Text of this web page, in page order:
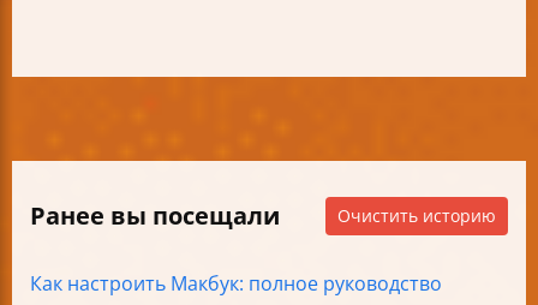
Ранее вы посещали Очистить историю
Как настроить Макбук: полное руководство